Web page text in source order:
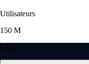
Utilisateurs
150 M
FAQ